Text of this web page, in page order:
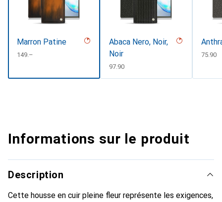
Marron Patine
CHF
149.–
Abaca Nero, Noir,
Noir
CHF
97.90
CHF
75.90
Informations sur le produit
Description
Cette housse en cuir pleine fleur représente les exigences,